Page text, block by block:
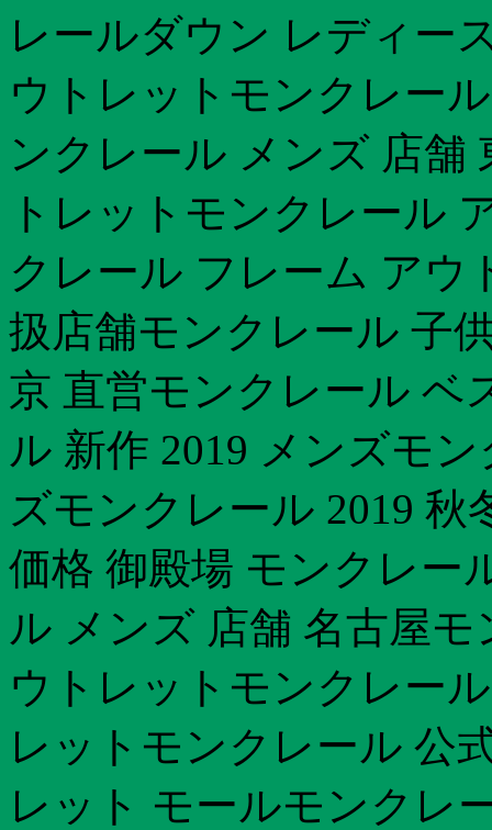
レールダウン レディー
ウトレットモンクレー
ンクレール メンズ 店舗
トレットモンクレール
クレール フレーム アウ
扱店舗モンクレール 子
京 直営モンクレール ベ
ル 新作 2019 メンズモ
ズモンクレール 2019
価格 御殿場 モンクレー
ル メンズ 店舗 名古屋
ウトレットモンクレー
レットモンクレール 公
レット モールモンクレ